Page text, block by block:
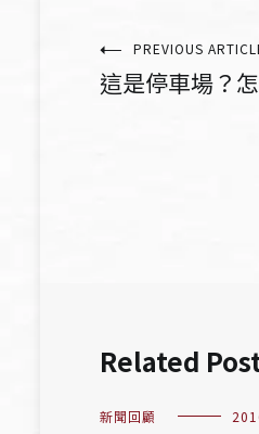
文PREVIOUS
這是停車場？
Related
新聞回顧